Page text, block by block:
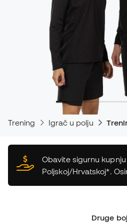
Trening Igrač u polju
Obavite sigurnu
Poljskoj/Hrvatskoj*.
Druge